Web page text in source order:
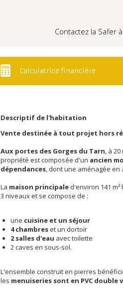
Contactez la Safer
Calculatrice financière
Descriptif de l'habitation
Vente destinée à tout projet hors
Aux portes des Gorges du Tarn, à
propriété est composée d'un ancien
dépendances, dont une aménagée en
La maison principale d'environ 141
3 niveaux et se compose de :
une cuisine et un séjour
4 chambreset un dortoir
2 salles d'eau avec toilette
2 caves en sous-sol.
L'ensemble construit en pierres
les menuiseries sont en PVC double